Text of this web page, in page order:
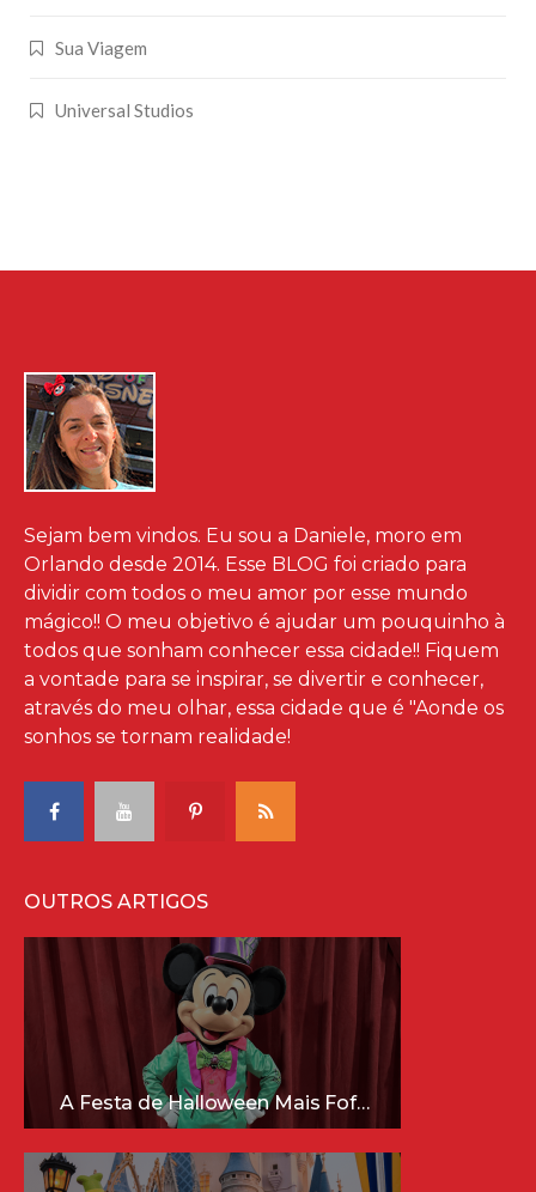
Sua Viagem
Universal Studios
Sejam bem vindos. Eu sou a Daniele, moro em
Orlando desde 2014. Esse BLOG foi criado para
dividir com todos o meu amor por esse mundo
mágico!! O meu objetivo é ajudar um pouquinho à
todos que sonham conhecer essa cidade!! Fiquem
a vontade para se inspirar, se divertir e conhecer,
através do meu olhar, essa cidade que é "Aonde os
sonhos se tornam realidade!
OUTROS ARTIGOS
A Festa de Halloween Mais Fofa da Disney Está Chegando!